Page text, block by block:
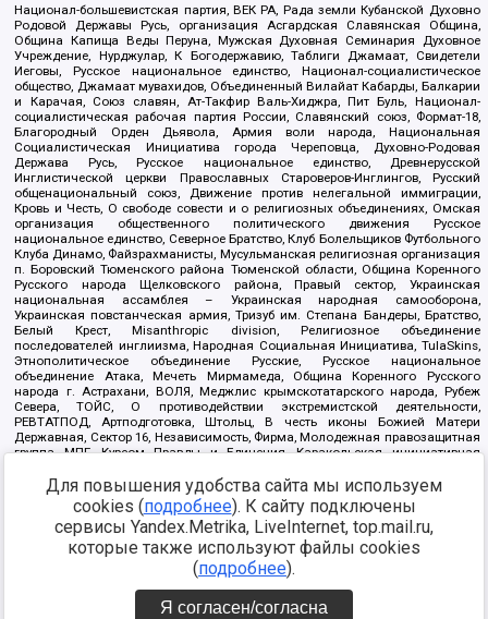
Национал-большевистская партия, ВЕК РА, Рада земли Кубанской Духовно
Родовой Державы Русь, организация Асгардская Славянская Община,
Община Капища Веды Перуна, Мужская Духовная Семинария Духовное
Учреждение, Нурджулар, К Богодержавию, Таблиги Джамаат, Свидетели
Иеговы, Русское национальное единство, Национал-социалистическое
общество, Джамаат мувахидов, Объединенный Вилайат Кабарды, Балкарии
и Карачая, Союз славян, Ат-Такфир Валь-Хиджра, Пит Буль, Национал-
социалистическая рабочая партия России, Славянский союз, Формат-18,
Благородный Орден Дьявола, Армия воли народа, Национальная
Социалистическая Инициатива города Череповца, Духовно-Родовая
Держава Русь, Русское национальное единство, Древнерусской
Инглистической церкви Православных Староверов-Инглингов, Русский
общенациональный союз, Движение против нелегальной иммиграции,
Кровь и Честь, О свободе совести и о религиозных объединениях, Омская
организация общественного политического движения Русское
национальное единство, Северное Братство, Клуб Болельщиков Футбольного
Клуба Динамо, Файзрахманисты, Мусульманская религиозная организация
п. Боровский Тюменского района Тюменской области, Община Коренного
Русского народа Щелковского района, Правый сектор, Украинская
национальная ассамблея – Украинская народная самооборона,
Украинская повстанческая армия, Тризуб им. Степана Бандеры, Братство,
Белый Крест, Misanthropic division, Религиозное объединение
последователей инглиизма, Народная Социальная Инициатива, TulaSkins,
Этнополитическое объединение Русские, Русское национальное
объединение Атака, Мечеть Мирмамеда, Община Коренного Русского
народа г. Астрахани, ВОЛЯ, Меджлис крымскотатарского народа, Рубеж
Севера, ТОЙС, О противодействии экстремистской деятельности,
РЕВТАТПОД, Артподготовка, Штольц, В честь иконы Божией Матери
Державная, Сектор 16, Независимость, Фирма, Молодежная правозащитная
группа МПГ, Курсом Правды и Единения, Каракольская инициативная
Благотворительный пансионат Ак Умут, Русская республика Русь,
Арестантское уголовное единство, Башкорт, Нация и свобода, W.H.С., Фалунь
Дафа, Иртыш Ultras, Русский Патриотический клуб-Новокузнецк/РПК,
Сибирский державный союз, Фонд борьбы с коррупцией, Фонд защиты прав
граждан, Штабы Навального, Совет граждан СССР Прикубанского округа г.
Краснодара
https://minjust.gov.ru/ru/documents/7822/
Для повышения удобства сайта мы используем
cookies (подробнее). К сайту подключены
сервисы Yandex.Metrika, LiveInternet, top.mail.ru,
которые также используют файлы cookies
(подробнее).
Я согласен/согласна